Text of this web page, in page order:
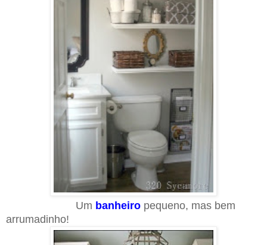
Um banheiro pequeno, mas bem
arrumadinho!